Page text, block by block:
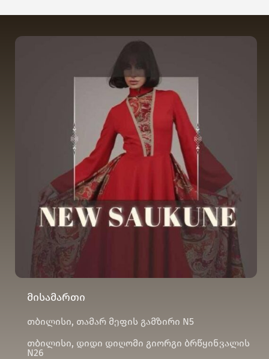
მისამართი
თბილისი, თამარ მეფის გამზირი N5
თბილისი, დიდი დიღომი გიორგი ბრწყინვალის
N26